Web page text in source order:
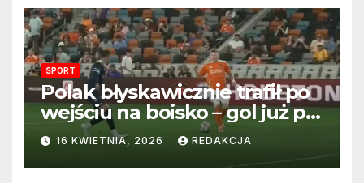
SPORT
Polak błyskawicznie trafił po
wejściu na boisko – gol już po
22 sekundach!
16 KWIETNIA, 2026 REDAKCJA